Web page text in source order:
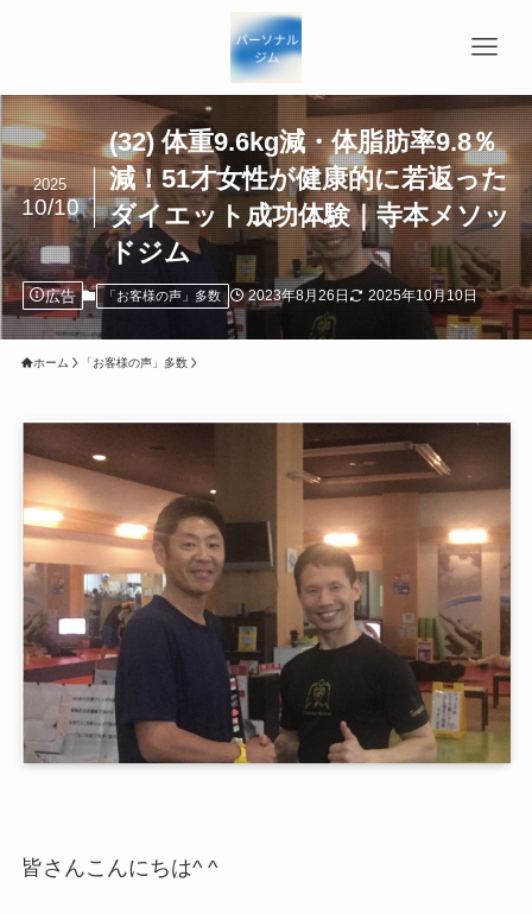
(32) 体重9.6kg減・体脂肪率9.8％
減！51才女性が健康的に若返った
ダイエット成功体験｜寺本メソッ
ドジム
2025
10/10
広告 「お客様の声」多数 2023年8月26日 2025年10月10日
ホーム 「お客様の声」多数
皆さんこんにちは^ ^